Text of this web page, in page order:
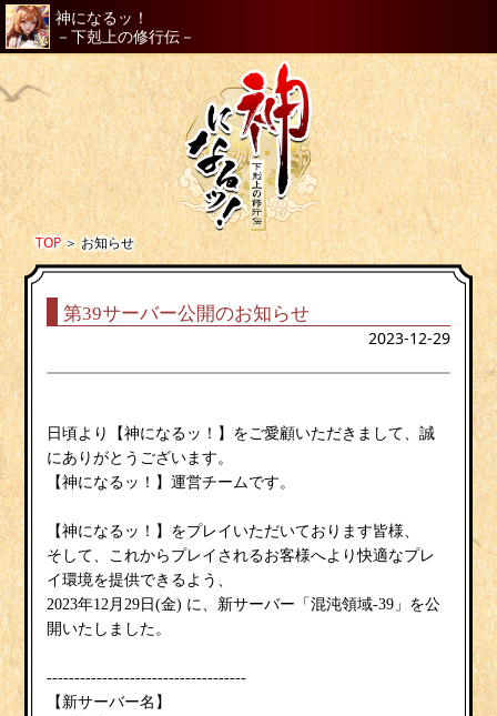
神になるッ！
－下剋上の修行伝－
TOP＞お知らせ
第39サーバー公開のお知らせ
2023-12-29
日頃より【神になるッ！】をご愛顧いただきまして、誠
にありがとうございます。
【神になるッ！】運営チームです。
【神になるッ！】をプレイいただいております皆様、
そして、これからプレイされるお客様へより快適なプレ
イ環境を提供できるよう、
2023年12月29日(金) に、新サーバー「混沌領域-39」を公
開いたしました。
------------------------------------
【新サーバー名】